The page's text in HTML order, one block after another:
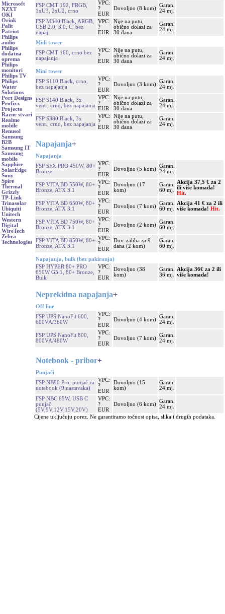
Microsoft
NZXT
OKI
Orink
Palit
Patriot
Philips
audio
Philips
dodatna
oprema
Philips
monitori
Philips TV
Philips
Water
Solutions
Port Designs
Profixx
Projecto
Razne stvari
Realme
mobile
Renusol
Samsung
B2B
Samsung IT
Samsung
mobile
Sapphire
SolarEdge
Sony
Spire
Thermal
Grizzly
TP-Link
Trinasolar
Ubiquiti
Unitech
Western
Digital
WireTech
Zebra
Technologies
FSP CMT 192, FRGB,
1xU3, 2xU2, crno
VPC:
?
EUR
Dovoljno (8 kom)
Garan.
24 mj.
FSP M340 Black, ARGB,
USB 2.0, 3.0, C, bez
napaj.
VPC:
?
EUR
Nije na putu,
obično dolazi za
30 dana
Garan.
24 mj.
Midi tower
FSP CMT 160, crno bez
napajanja
VPC:
?
EUR
Nije na putu,
obično dolazi za
30 dana
Garan.
24 mj.
Mini tower
FSP S110 Black, crno,
bez napajanja
VPC:
?
EUR
Dovoljno (3 kom)
Garan.
24 mj.
FSP S140 Black, 3x
vent., crno, bez napajanja
VPC:
?
EUR
Nije na putu,
obično dolazi za
30 dana
Garan.
24 mj.
FSP S380 Black, 3x
vent., crno, bez napajanja
VPC:
?
EUR
Nije na putu,
obično dolazi za
30 dana
Garan.
24 mj.
Napajanja+
Napajanja
FSP SFX PRO 450W, 80+
Bronze
VPC:
?
EUR
Dovoljno (5 kom)
Garan.
24 mj.
FSP VITA BD 550W, 80+
Bronze, ATX 3.1
VPC:
?
EUR
Dovoljno (17
kom)
Garan.
60 mj.
Akcija 37,5 € za 2
ili više komada!
Hit.
FSP VITA BD 650W, 80+
Bronze, ATX 3.1
VPC:
?
EUR
Dovoljno (7 kom)
Garan.
60 mj.
Akcija 41 € za 2 ili
više komada! Hit.
FSP VITA BD 750W, 80+
Bronze, ATX 3.1
VPC:
?
EUR
Dovoljno (2 kom)
Garan.
60 mj.
FSP VITA BD 850W, 80+
Bronze, ATX 3.1
VPC:
?
EUR
Dov. zaliha za 9
dana (2 kom)
Garan.
60 mj.
Napajanja, bulk (bez pakiranja)
FSP HYPER 80+ PRO
650W G5.1, 80+ Bronze,
Bulk
VPC:
?
EUR
Dovoljno (38
kom)
Garan.
36 mj.
Akcija 36€ za 2 ili
više komada!
Neprekidna napajanja+
Off line
FSP UPS NanoFit 600,
600VA/360W
VPC:
?
EUR
Dovoljno (4 kom)
Garan.
24 mj.
FSP UPS NanoFit 800,
800VA/480W
VPC:
?
EUR
Dovoljno (7 kom)
Garan.
24 mj.
Notebook - pribor+
Punjači
FSP NB90 Pro, punjač za
notebook (9 nastavaka)
VPC:
?
EUR
Dovoljno (15
kom)
Garan.
24 mj.
FSP NBC 65W, USB C
punjač
(5V,9V,12V,15V,20V)
VPC:
?
EUR
Dovoljno (6 kom)
Garan.
24 mj.
Cijene uključuju porez. Ne garantiramo točnost opisa, slika i drugih podataka.